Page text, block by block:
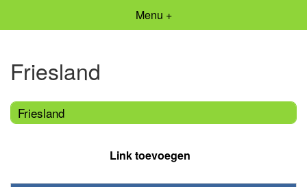
Menu +
Friesland
Friesland
Link toevoegen